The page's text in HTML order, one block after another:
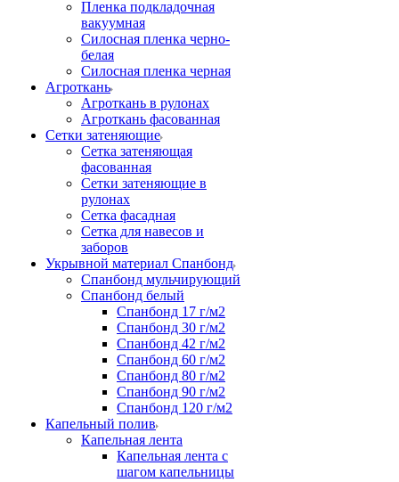
Пленка подкладочная
вакуумная
Силосная пленка черно-
белая
Силосная пленка черная
Агроткань
Агроткань в рулонах
Агроткань фасованная
Сетки затеняющие
Сетка затеняющая
фасованная
Сетки затеняющие в
рулонах
Сетка фасадная
Сетка для навесов и
заборов
Укрывной материал Спанбонд
Спанбонд мульчирующий
Спанбонд белый
Спанбонд 17 г/м2
Спанбонд 30 г/м2
Спанбонд 42 г/м2
Спанбонд 60 г/м2
Спанбонд 80 г/м2
Спанбонд 90 г/м2
Спанбонд 120 г/м2
Капельный полив
Капельная лента
Капельная лента с
шагом капельницы